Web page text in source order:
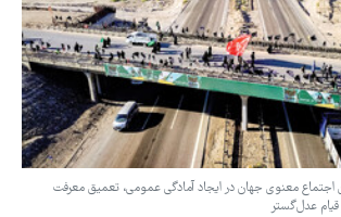
اجتماع معنوی جهان در ایجاد آمادگی عمومی، تعمیق معرفت
عدل‌گستر